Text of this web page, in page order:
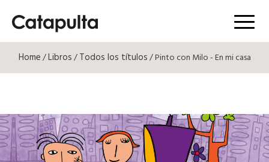
Menú
Home/Libros/Todos los títulos/ Pinto con Milo - En mi casa